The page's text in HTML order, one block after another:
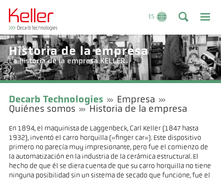
ES
Historia de la empresa
La historia de la empresa KELLER
Decarb Technologies
Empresa
Quiénes somos
Historia de la empresa
En 1894, el maquinista de Laggenbeck, Carl Keller (1847 hasta
1932), inventó el carro horquilla («finger car»). Este dispositivo
primero no parecía muy impresionante, pero fue el comienzo de
la automatización en la industria de la cerámica estructural. El
hecho de que él se diera cuenta de que su carro horquilla no tiene
ninguna posibilidad sin un sistema de secado que funcione, fue el